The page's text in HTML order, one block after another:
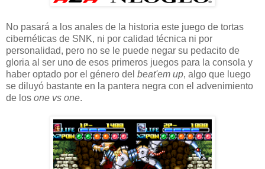
No pasará a los anales de la historia este juego de tortas
cibernéticas de SNK, ni por calidad técnica ni por
personalidad, pero no se le puede negar su pedacito de
gloria al ser uno de esos primeros juegos para la consola y
haber optado por el género del beat'em up, algo que luego
se diluyó bastante en la pantera negra con el advenimiento
de los one vs one.